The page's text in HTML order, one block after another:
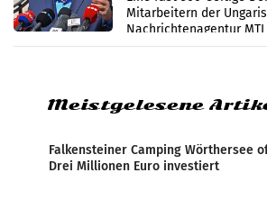
Mitarbeitern der
Nachrichtenagentur
systematische
Meistgelesene
Falkensteiner Camping Wörthersee
Drei Millionen Euro investiert